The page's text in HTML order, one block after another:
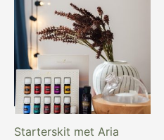
Starterskit met Aria
was:
€ 329,97.€ 318,82.